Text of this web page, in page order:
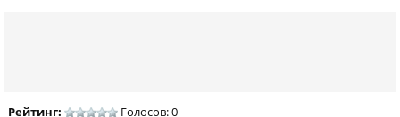
Рейтинг:
Голосов: 0